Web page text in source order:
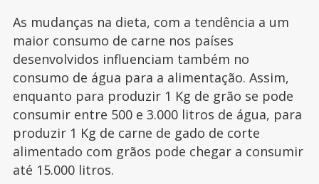
As mudanças na dieta, com a tendência a um
maior consumo de carne nos países
desenvolvidos influenciam também no
consumo de água para a alimentação. Assim,
enquanto para produzir 1 Kg de grão se pode
consumir entre 500 e 3.000 litros de água, para
produzir 1 Kg de carne de gado de corte
alimentado com grãos pode chegar a consumir
até 15.000 litros.